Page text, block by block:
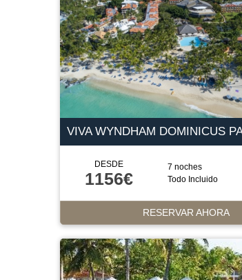
DESDE
1156€
7 noches
Todo Incluido
RESERVAR AHORA